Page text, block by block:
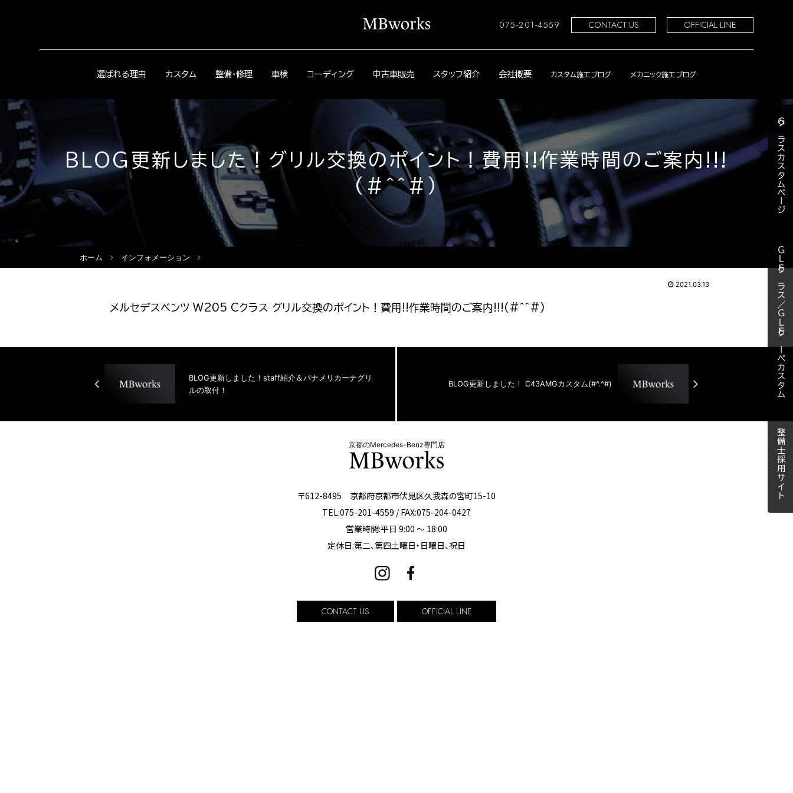
075-201-4559 CONTACT US OFFICIAL LINE
選ばれる理由 カスタム 整備・修理 車検 コーディング 中古車販売 スタッフ紹介 会社概要 カスタム施工ブログ メカニック施工ブログ
BLOG更新しました！グリル交換のポイント！費用!!作業時間のご案内!!!
(#^^#)
ホーム インフォメーション
2021.03.13
メルセデスベンツ W205 Cクラス グリル交換のポイント！費用!!作業時間のご案内!!!(#^^#)
BLOG更新しました！staff紹介＆パナメリカーナグリ
ルの取付！
BLOG更新しました！ C43AMGカスタム(#^.^#)
京都のMercedes-Benz専門店
〒612-8495 京都府京都市伏見区久我森の宮町15-10
TEL:075-201-4559 / FAX:075-204-0427
営業時間:平日 9:00 ～ 18:00
定休日:第二、第四土曜日・日曜日、祝日
CONTACT US OFFICIAL LINE
Ｇクラスカスタムページ
ＧＬＥクラス／ＧＬＥクーペカスタム
整備士採用サイト